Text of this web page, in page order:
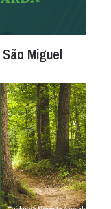
Miguel